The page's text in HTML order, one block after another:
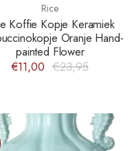
Rice
Koffie Kopje Keramiek
Oranje Hand-
painted Flower
€11,00 €23,95